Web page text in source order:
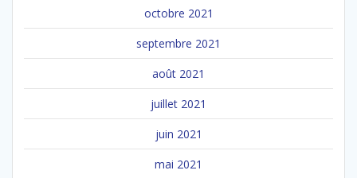
octobre 2021
septembre 2021
août 2021
juillet 2021
juin 2021
mai 2021